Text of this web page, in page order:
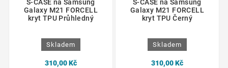
S-CASE na Samsung
Galaxy M21 FORCELL
kryt TPU Průhledný
Skladem
310,00 Kč
S-CASE na Samsung
Galaxy M21 FORCELL
kryt TPU Černý
Skladem
310,00 Kč